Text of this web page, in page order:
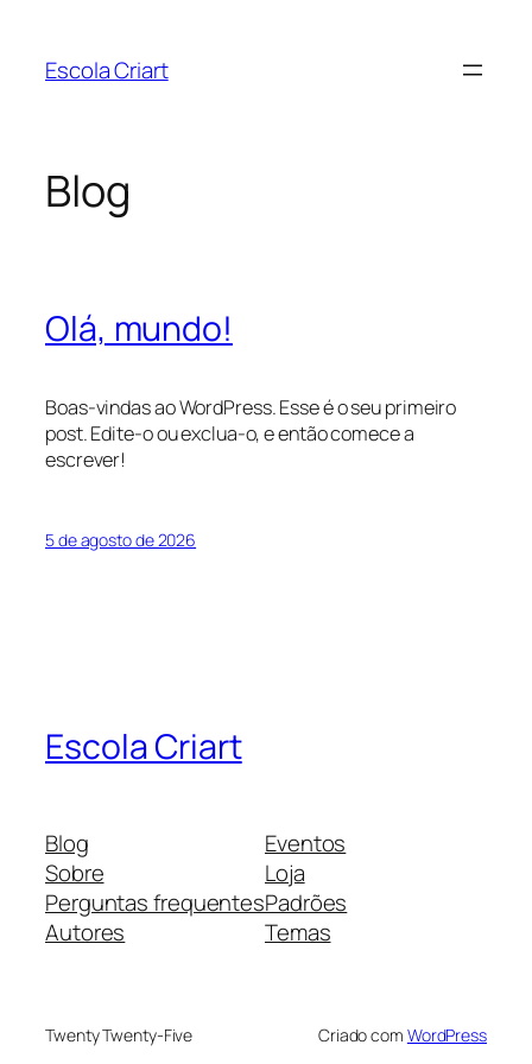
Escola Criart
Blog
Olá, mundo!
Boas-vindas ao WordPress. Esse é o seu primeiro
post. Edite-o ou exclua-o, e então comece a
escrever!
5 de agosto de 2026
Escola Criart
Blog
Sobre
Perguntas frequentes
Autores
Eventos
Loja
Padrões
Temas
Twenty Twenty-Five Criado com WordPress